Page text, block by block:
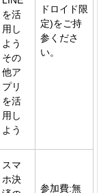
を活
用し
よう
その
他ア
プリ
を活
用し
よう
ドロイド限
定)をご持
参くださ
い。
スマ
ホ決
参加費:無